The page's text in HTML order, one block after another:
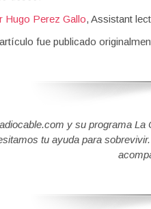
Hugo Perez Gallo, Assistant
fue publicado
y su programa La
tu ayuda para